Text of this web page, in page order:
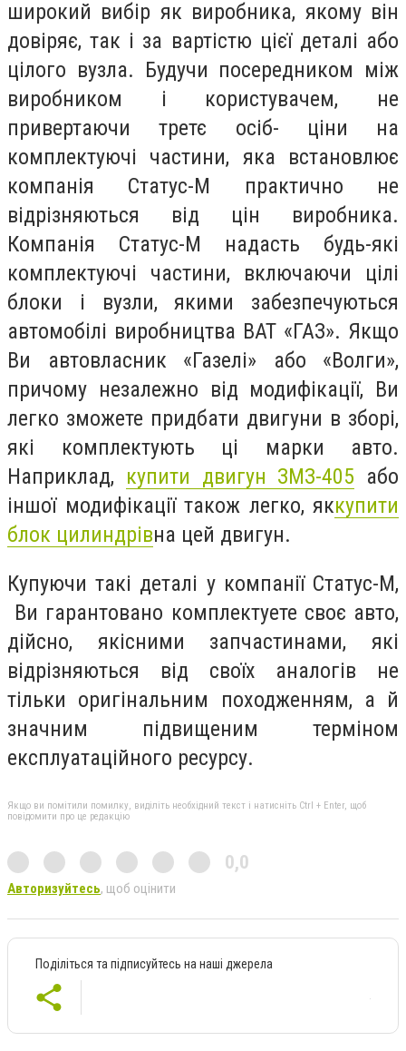
широкий вибір як виробника, якому він
довіряє, так і за вартістю цієї деталі або
цілого вузла. Будучи посередником між
виробником і користувачем, не
привертаючи третє осіб- ціни на
комплектуючі частини, яка встановлює
компанія Статус-М практично не
відрізняються від цін виробника.
Компанія Статус-М надасть будь-які
комплектуючі частини, включаючи цілі
блоки і вузли, якими забезпечуються
автомобілі виробництва ВАТ «ГАЗ». Якщо
Ви автовласник «Газелі» або «Волги»,
причому незалежно від модифікації, Ви
легко зможете придбати двигуни в зборі,
які комплектують ці марки авто.
Наприклад, купити двигун ЗМЗ-405 або
іншої модифікації також легко, яккупити
блок цилиндрівна цей двигун.
Купуючи такі деталі у компанії Статус-М,
Ви гарантовано комплектуете своє авто,
дійсно, якісними запчастинами, які
відрізняються від своїх аналогів не
тільки оригінальним походженням, а й
значним підвищеним терміном
експлуатаційного ресурсу.
Якщо ви помітили помилку, виділіть необхідний текст і натисніть Ctrl + Enter, щоб
повідомити про це редакцію
0,0
Авторизуйтесь, щоб оцінити
Поділіться та підписуйтесь на наші джерела